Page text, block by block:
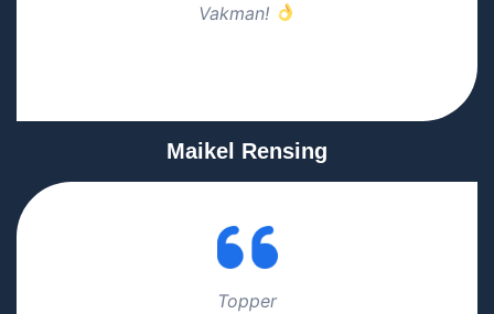
Vakman!
Maikel Rensing
Topper